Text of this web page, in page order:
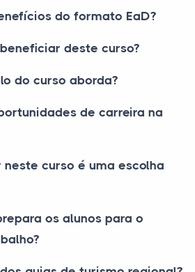
do formato EaD?
deste curso?
do curso aborda?
de carreira na
neste curso é uma escolha
os alunos para o